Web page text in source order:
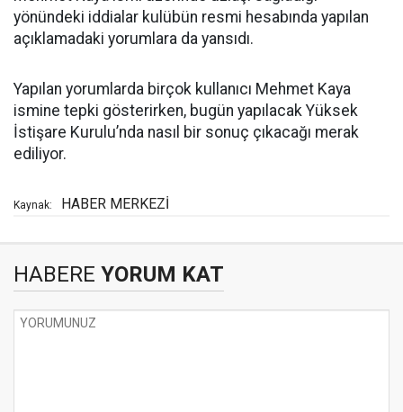
yönündeki iddialar kulübün resmi hesabında yapılan
açıklamadaki yorumlara da yansıdı.
Yapılan yorumlarda birçok kullanıcı Mehmet Kaya
ismine tepki gösterirken, bugün yapılacak Yüksek
İstişare Kurulu’nda nasıl bir sonuç çıkacağı merak
ediliyor.
Kaynak: HABER MERKEZİ
HABERE YORUM KAT